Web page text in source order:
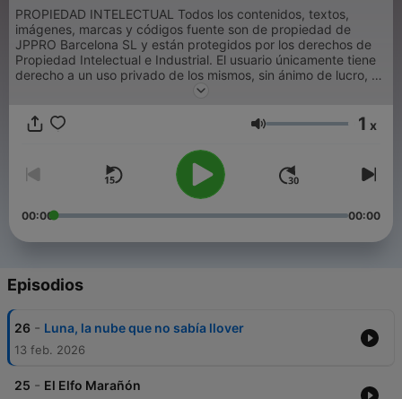
PROPIEDAD INTELECTUAL Todos los contenidos, textos,
imágenes, marcas y códigos fuente son de propiedad de
JPPRO Barcelona SL y están protegidos por los derechos de
Propiedad Intelectual e Industrial. El usuario únicamente tiene
derecho a un uso privado de los mismos, sin ánimo de lucro, y
necesita autorización expresa para modificarlos, reproducirlos,
perteneciente a su titular.
Volumen 1 x
00:00 00:00
Episodios
26 - Luna, la nube que no sabía llover
13 feb. 2026
25 - El Elfo Marañón